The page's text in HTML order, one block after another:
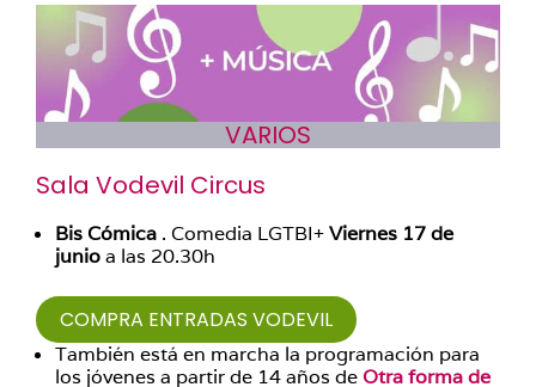
VARIOS
Sala Vodevil Circus
Bis Cómica . Comedia LGTBI+Viernes 17 de
junioa las 20.30h
COMPRA ENTRADAS VODEVIL
También está en marcha la programación para
los jóvenes a partir de 14 años de Otra forma de